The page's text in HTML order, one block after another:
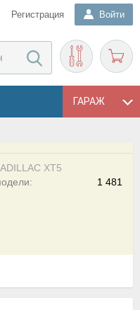
Регистрация Войти
ГАРАЖ
XT5
1 481